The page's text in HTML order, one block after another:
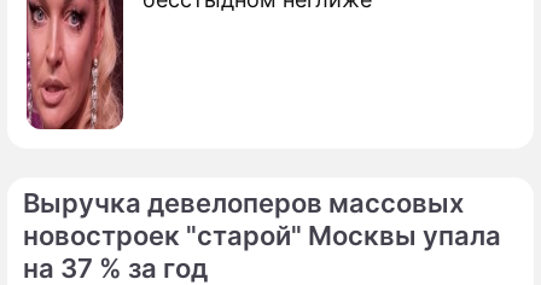
Выручка девелоперов массовых
новостроек "старой" Москвы упала
на 37 % за год